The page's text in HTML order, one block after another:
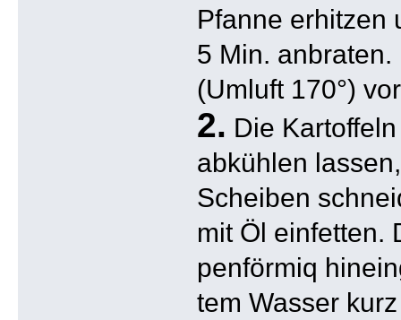
Pfanne erhitzen
5 Min.
(Umluft 170°)
2. Die
abkühlen
Scheiben
mit Öl einfetten.
penförmiq
tem Wasser